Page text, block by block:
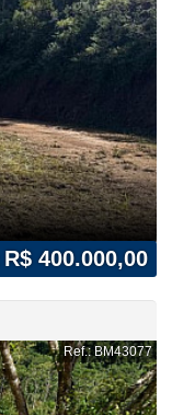
R$ 400.000,00
Ref.: BM43077